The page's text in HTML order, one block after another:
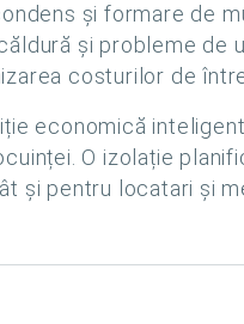
și formare de
și probleme
costurilor de
economică
O izolație
și pentru locatari și